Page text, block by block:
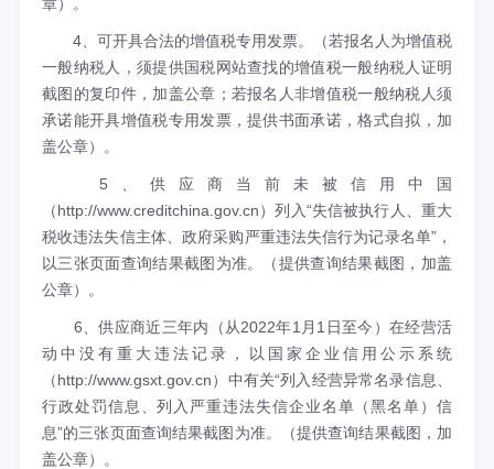
4、可开具合法的增值税专用发票。（若报名人为增值税
一般纳税人，须提供国税网站查找的增值税一般纳税人证明
截图的复印件，加盖公章；若报名人非增值税一般纳税人须
承诺能开具增值税专用发票，提供书面承诺，格式自拟，加
盖公章）。
5、供应商当前未被信用中国
（http://www.creditchina.gov.cn）列入“失信被执行人、重大
税收违法失信主体、政府采购严重违法失信行为记录名单”，
以三张页面查询结果截图为准。（提供查询结果截图，加盖
公章）。
6、供应商近三年内（从2022年1月1日至今）在经营活
动中没有重大违法记录，以国家企业信用公示系统
（http://www.gsxt.gov.cn）中有关“列入经营异常名录信息、
行政处罚信息、列入严重违法失信企业名单（黑名单）信
息”的三张页面查询结果截图为准。（提供查询结果截图，加
盖公章）。